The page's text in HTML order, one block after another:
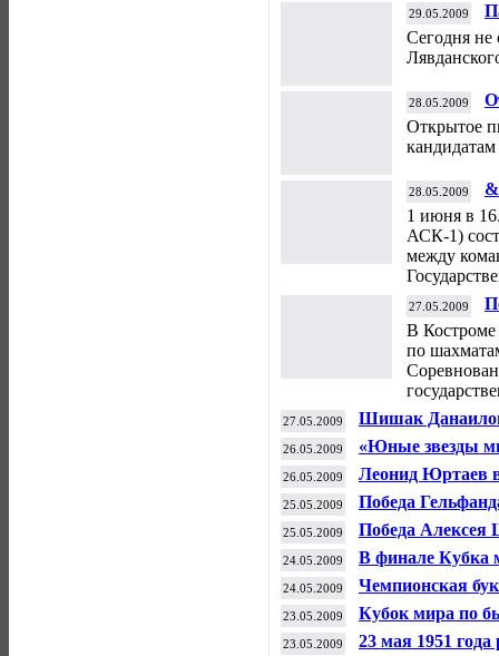
29.05.2009
Сегодня не
28.05.2009
Открытое
28.05.2009
1 июня в
АСК-1)
между
27.05.2009
В Костроме
по
27.05.2009 Шишак
26.05.2009 «Юные звезды
26.05.2009
Леонид Юртаев
Кыргызстана
25.05.2009 Победа
25.05.2009 Победа Алексея
24.05.2009 В финале Кубка
24.05.2009 Чемпионская
23.05.2009 Кубок мира по
23.05.2009
23 мая 1951